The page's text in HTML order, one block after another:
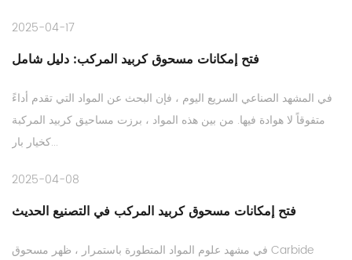
2025-04-17
فتح إمكانات مسحوق كربيد المركب: دليل شامل
في المشهد الصناعي السريع اليوم ، فإن البحث عن المواد التي تقدم أداءً
متفوقاً لا هوادة فيها. من بين هذه المواد ، برزت مساحيق كربيد المركبة
كخيار بار...
2025-04-08
فتح إمكانات مسحوق كربيد المركب في التصنيع الحديث
في مشهد علوم المواد المتطورة باستمرار ، ظهر مسحوق Carbide